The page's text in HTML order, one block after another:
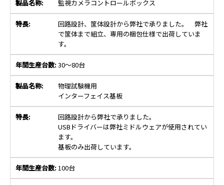
監視カメラコントロールボックス
回路設計、筐体設計から弊社で承りました。 弊社
で筐体まで組立、専用の梱包仕様で出荷していま
す。
30～80台
物理試験機用
インターフェイス基板
回路設計から弊社で承りました。
USBドライバーは弊社ミドルウェアが使用されてい
ます。
基板のみ出荷しています。
100台